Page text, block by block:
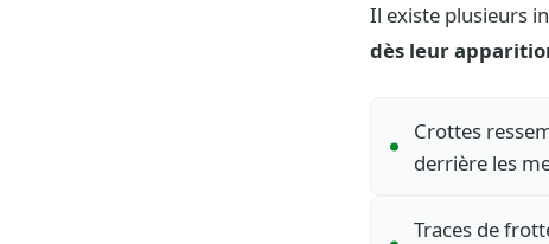
Il existe plusieurs
dès leur
Crottes
derrière les
Traces de